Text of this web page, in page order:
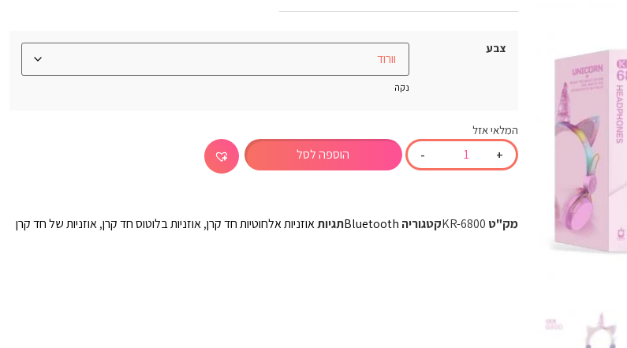
צבע
נקה
המלאי אזל
+
- הוספה לסל
מק"ט KR-6800קטגוריה Bluetoothתגיותאוזניות אלחוטיות חד קרן,אוזניות בלוטוס חד קרן,אוזניות של חד קרן